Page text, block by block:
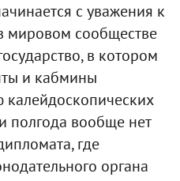
с уважения к
мировом сообществе
в котором
и кабмины
калейдоскопических
полгода вообще нет
где
органа